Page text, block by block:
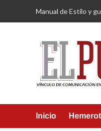
Manual de Estilo y
Inicio